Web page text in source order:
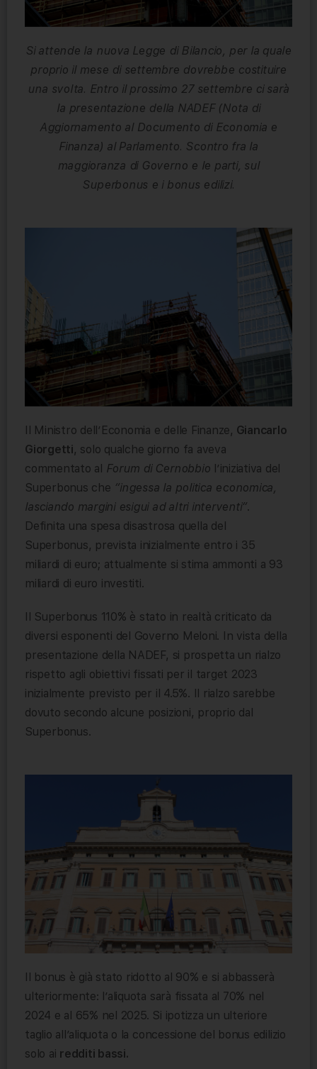
Si attende la nuova Legge di Bilancio, per la quale
proprio il mese di settembre dovrebbe costituire
una svolta. Entro il prossimo 27 settembre ci sarà
la presentazione della NADEF (Nota di
Aggiornamento al Documento di Economia e
Finanza) al Parlamento. Scontro fra la
maggioranza di Governo e le parti, sul
Superbonus e i bonus edilizi.
Il Ministro dell’Economia e delle Finanze, Giancarlo
Giorgetti, solo qualche giorno fa aveva
commentato al Forum di Cernobbio l’iniziativa del
Superbonus che “ingessa la politica economica,
lasciando margini esigui ad altri interventi”.
Definita una spesa disastrosa quella del
Superbonus, prevista inizialmente entro i 35
miliardi di euro; attualmente si stima ammonti a 93
miliardi di euro investiti.
Il Superbonus 110% è stato in realtà criticato da
diversi esponenti del Governo Meloni. In vista della
presentazione della NADEF, si prospetta un rialzo
rispetto agli obiettivi fissati per il target 2023
inizialmente previsto per il 4.5%. Il rialzo sarebbe
dovuto secondo alcune posizioni, proprio dal
Superbonus.
Il bonus è già stato ridotto al 90% e si abbasserà
ulteriormente: l’aliquota sarà fissata al 70% nel
2024 e al 65% nel 2025. Si ipotizza un ulteriore
taglio all’aliquota o la concessione del bonus edilizio
solo ai redditi bassi.